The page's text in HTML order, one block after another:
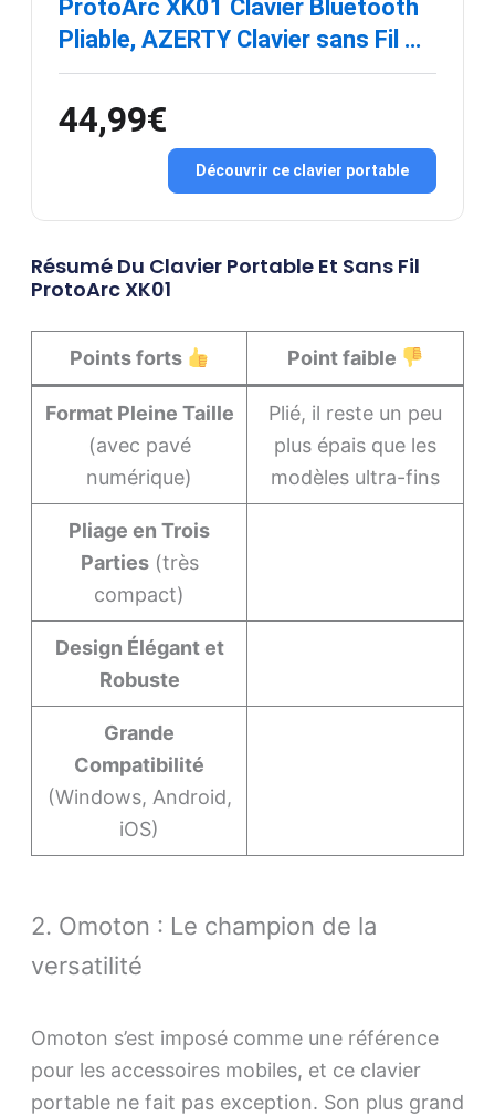
ProtoArc XK01 Clavier Bluetooth
Pliable, AZERTY Clavier sans Fil …
44,99€
Découvrir ce clavier portable
Résumé Du Clavier Portable Et Sans Fil
ProtoArc XK01
Points forts Point faible
Format Pleine Taille
(avec pavé
numérique)
Plié, il reste un peu
plus épais que les
modèles ultra-fins
Pliage en Trois
Parties(très
compact)
Design Élégant et
Robuste
Grande
Compatibilité
(Windows, Android,
iOS)
2. Omoton : Le champion de la
versatilité
Omoton s’est imposé comme une référence
pour les accessoires mobiles, et ce clavier
portable ne fait pas exception. Son plus grand